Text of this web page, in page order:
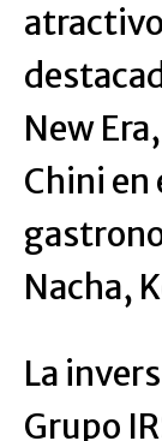
New
Chini
Nacha,
La
Grupo